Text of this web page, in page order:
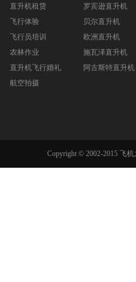
直升机租赁
飞行体验
飞行员培训
农林作业
直升机飞行婚礼
航空拍摄
罗宾逊直升机
贝尔直升机
欧洲直升机
施瓦泽直升机
阿古斯特直升机
Copyright © 2002-2015 飞